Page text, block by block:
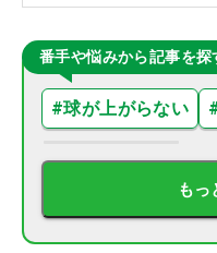
番手や悩みから記事を探
#球が上がらない
もっ